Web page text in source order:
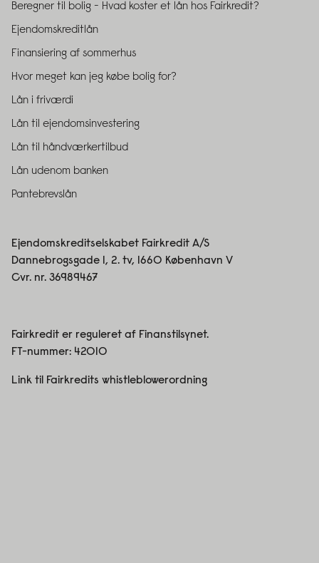
Beregner til bolig - Hvad koster et lån hos Fairkredit?
Ejendomskreditlån
Finansiering af sommerhus
Hvor meget kan jeg købe bolig for?
Lån i friværdi
Lån til ejendomsinvestering
Lån til håndværkertilbud
Lån udenom banken
Pantebrevslån
Ejendomskreditselskabet Fairkredit A/S
Dannebrogsgade 1, 2. tv, 1660 København V
Cvr. nr. 36989467
Fairkredit er reguleret af Finanstilsynet.
FT-nummer: 42010
Link til Fairkredits whistleblowerordning